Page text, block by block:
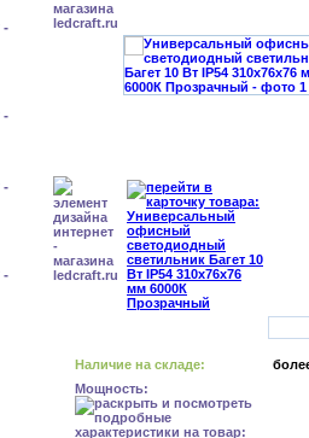
Наличие на складе:
Мощность: